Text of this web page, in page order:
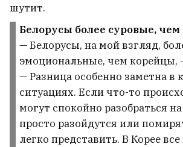
шутит.
Белорусы более суровые,
— Белорусы, на мой взгляд,
эмоциональные, чем корейцы,
— Разница особенно заметна
ситуациях. Если что-то
могут спокойно разобраться
просто разойдутся или
легко представить. В Корее все